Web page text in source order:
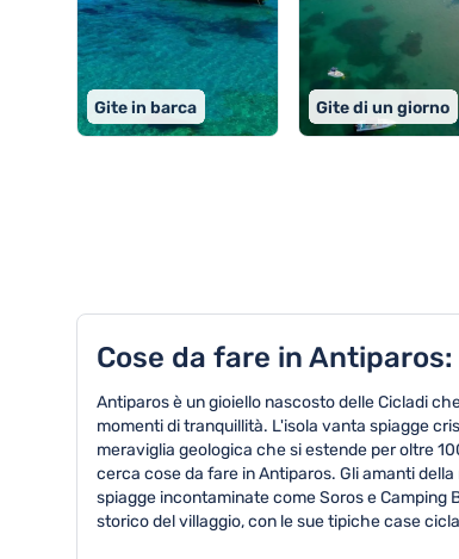
Gite in barca Gite di un giorno
Cose da fare in
Antiparos è un gioiello nascosto delle Cicladi
momenti di tranquillità. L'isola vanta spiagge
meraviglia geologica che si estende per oltre
cerca cose da fare in Antiparos. Gli amanti
spiagge incontaminate come Soros e Camping
storico del villaggio, con le sue tipiche case